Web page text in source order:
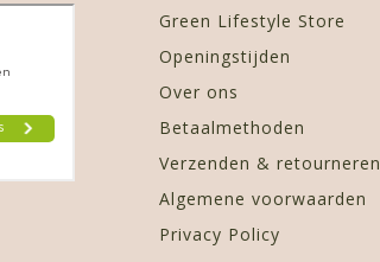
Green Lifestyle Store
Openingstijden
Over ons
Betaalmethoden
Verzenden & retourneren
Algemene voorwaarden
Privacy Policy